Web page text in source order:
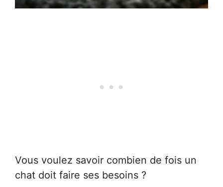
Vous voulez savoir combien de fois un
chat doit faire ses besoins ?